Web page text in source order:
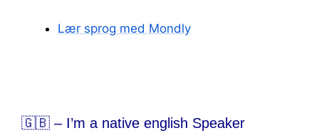
Lær sprog med Mondly
🇬🇧 – I’m a native english Speaker